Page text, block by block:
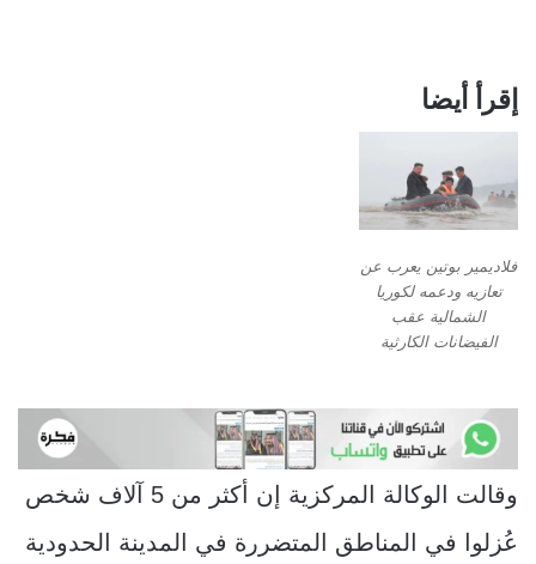
إقرأ أيضا
فلاديمير بوتين يعرب عن
تعازيه ودعمه لكوريا
الشمالية عقب
الفيضانات الكارثية
وقالت الوكالة المركزية إن أكثر من 5 آلاف شخص
عُزلوا في المناطق المتضررة في المدينة الحدودية